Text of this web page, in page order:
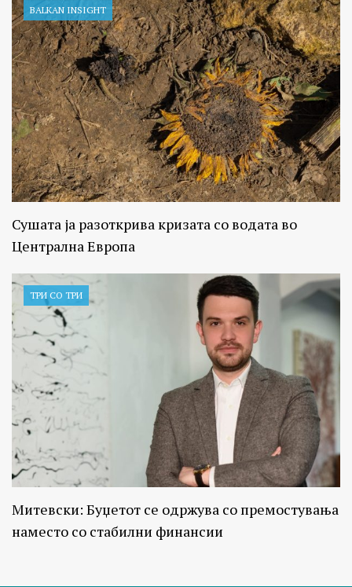
BALKAN INSIGHT
Сушата ја разоткрива кризата со водата во
Централна Европа
ТРИ СО ТРИ
Митевски: Буџетот се одржува со премостувања
наместо со стабилни финансии